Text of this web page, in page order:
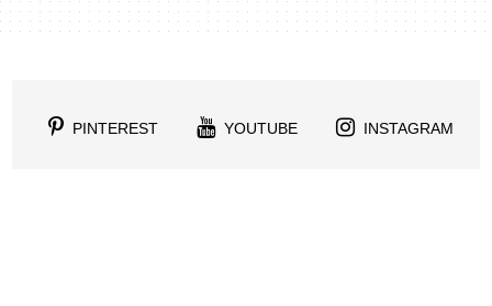
PINTEREST YOUTUBE INSTAGRAM